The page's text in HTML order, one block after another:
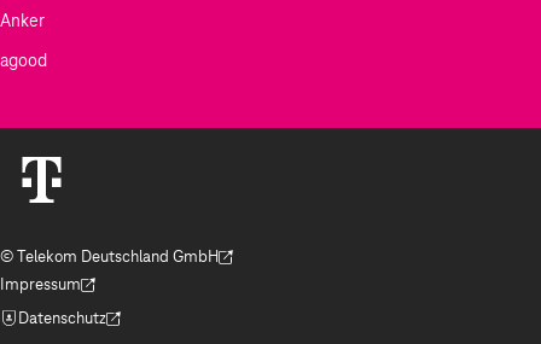
Anker
agood
© Telekom Deutschland GmbH
(Der Link wird in einem neuen Tab geöffnet)
Impressum
(Der Link wird in einem neuen Tab geöffnet)
Datenschutz
(Der Link wird in einem neuen Tab geöffnet)